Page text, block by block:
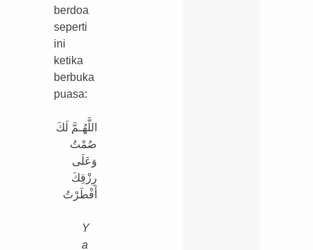
berdoa
seperti
ini
ketika
berbuka
puasa:
اللَّهُـمَّ لَكَ
صُمْتُ
وَعَلَى
رِزْقِكَ
أَفْطَرْتُ
Y
a